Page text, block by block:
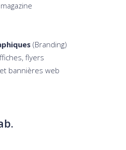
(Branding)
flyers
bannières web